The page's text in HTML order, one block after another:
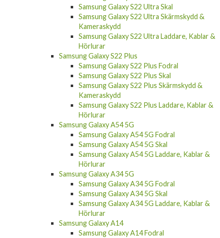
Samsung Galaxy S22 Ultra Skal
Samsung Galaxy S22 Ultra Skärmskydd &
Kameraskydd
Samsung Galaxy S22 Ultra Laddare, Kablar &
Hörlurar
Samsung Galaxy S22 Plus
Samsung Galaxy S22 Plus Fodral
Samsung Galaxy S22 Plus Skal
Samsung Galaxy S22 Plus Skärmskydd &
Kameraskydd
Samsung Galaxy S22 Plus Laddare, Kablar &
Hörlurar
Samsung Galaxy A54 5G
Samsung Galaxy A54 5G Fodral
Samsung Galaxy A54 5G Skal
Samsung Galaxy A54 5G Laddare, Kablar &
Hörlurar
Samsung Galaxy A34 5G
Samsung Galaxy A34 5G Fodral
Samsung Galaxy A34 5G Skal
Samsung Galaxy A34 5G Laddare, Kablar &
Hörlurar
Samsung Galaxy A14
Samsung Galaxy A14 Fodral